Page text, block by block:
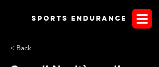
Sports endurANCE
< Back